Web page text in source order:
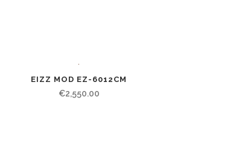
EIZZ MOD EZ-6012CM
€2,550.00